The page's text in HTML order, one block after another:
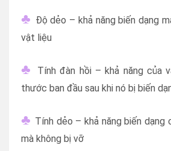
♣ Độ dẻo – khả năng biến dạng
vật liệu
♣
Tính đàn hồi – khả năng của
thước ban đầu sau khi nó bị biến
♣ Tính dẻo – khả năng biến dạng
mà không bị vỡ